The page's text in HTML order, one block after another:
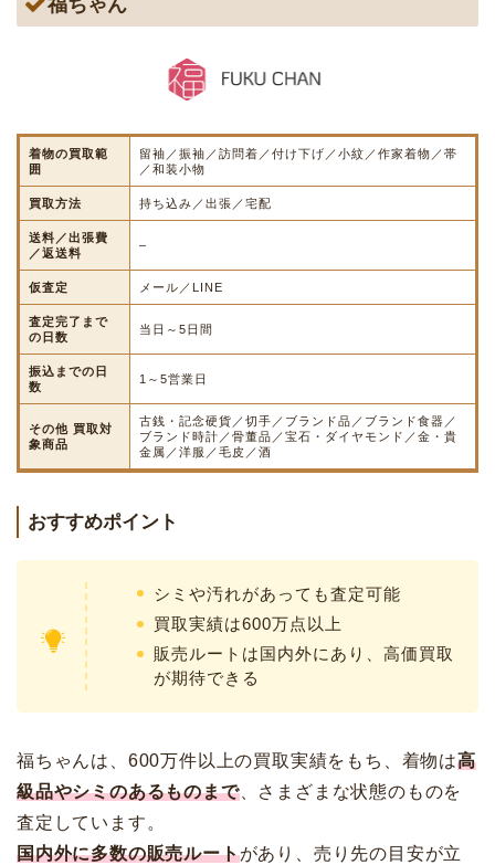
着物の買取範
囲
留袖／振袖／訪問着／付け下げ／小紋／作家着物／帯
／和装小物
買取方法 持ち込み／出張／宅配
送料／出張費
／返送料
–
仮査定 メール／LINE
査定完了まで
の日数
当日～5日間
振込までの日
数
1～5営業日
その他 買取対
象商品
古銭・記念硬貨／切手／ブランド品／ブランド食器／
ブランド時計／骨董品／宝石・ダイヤモンド／金・貴
金属／洋服／毛皮／酒
おすすめポイント
シミや汚れがあっても査定可能
買取実績は600万点以上
販売ルートは国内外にあり、高価買取
が期待できる
福ちゃんは、600万件以上の買取実績をもち、着物は高
級品やシミのあるものまで、さまざまな状態のものを
査定しています。
国内外に多数の販売ルートがあり、売り先の目安が立